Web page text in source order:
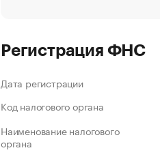
Регистрация ФНС
Дата регистрации
Код налогового органа
Наименование налогового
органа